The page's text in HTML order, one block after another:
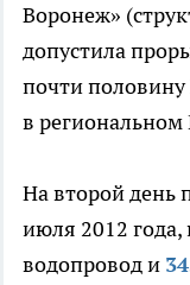
Воронеж»
допустила
почти
в
На второй день
июля 2012 года,
водопровод и